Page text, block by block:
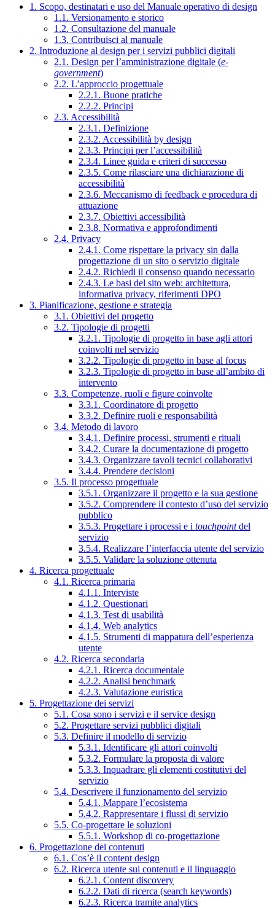
1. Scopo, destinatari e uso del Manuale operativo di design
1.1. Versionamento e storico
1.2. Consultazione del manuale
1.3. Contribuisci al manuale
2. Introduzione al design per i servizi pubblici digitali
2.1. Design per l’amministrazione digitale (e-
government)
2.2. L’approccio progettuale
2.2.1. Buone pratiche
2.2.2. Principi
2.3. Accessibilità
2.3.1. Definizione
2.3.2. Accessibilità by design
2.3.3. Principi per l’accessibilità
2.3.4. Linee guida e criteri di successo
2.3.5. Come rilasciare una dichiarazione di
accessibilità
2.3.6. Meccanismo di feedback e procedura di
attuazione
2.3.7. Obiettivi accessibilità
2.3.8. Normativa e approfondimenti
2.4. Privacy
2.4.1. Come rispettare la privacy sin dalla
progettazione di un sito o servizio digitale
2.4.2. Richiedi il consenso quando necessario
2.4.3. Le basi del sito web: architettura,
informativa privacy, riferimenti DPO
3. Pianificazione, gestione e strategia
3.1. Obiettivi del progetto
3.2. Tipologie di progetti
3.2.1. Tipologie di progetto in base agli attori
coinvolti nel servizio
3.2.2. Tipologie di progetto in base al focus
3.2.3. Tipologie di progetto in base all’ambito di
intervento
3.3. Competenze, ruoli e figure coinvolte
3.3.1. Coordinatore di progetto
3.3.2. Definire ruoli e responsabilità
3.4. Metodo di lavoro
3.4.1. Definire processi, strumenti e rituali
3.4.2. Curare la documentazione di progetto
3.4.3. Organizzare tavoli tecnici collaborativi
3.4.4. Prendere decisioni
3.5. Il processo progettuale
3.5.1. Organizzare il progetto e la sua gestione
3.5.2. Comprendere il contesto d’uso del servizio
pubblico
3.5.3. Progettare i processi e i touchpointdel
servizio
3.5.4. Realizzare l’interfaccia utente del servizio
3.5.5. Validare la soluzione ottenuta
4. Ricerca progettuale
4.1. Ricerca primaria
4.1.1. Interviste
4.1.2. Questionari
4.1.3. Test di usabilità
4.1.4. Web analytics
4.1.5. Strumenti di mappatura dell’esperienza
utente
4.2. Ricerca secondaria
4.2.1. Ricerca documentale
4.2.2. Analisi benchmark
4.2.3. Valutazione euristica
5. Progettazione dei servizi
5.1. Cosa sono i servizi e il service design
5.2. Progettare servizi pubblici digitali
5.3. Definire il modello di servizio
5.3.1. Identificare gli attori coinvolti
5.3.2. Formulare la proposta di valore
5.3.3. Inquadrare gli elementi costitutivi del
servizio
5.4. Descrivere il funzionamento del servizio
5.4.1. Mappare l’ecosistema
5.4.2. Rappresentare i flussi di servizio
5.5. Co-progettare le soluzioni
5.5.1. Workshop di co-progettazione
6. Progettazione dei contenuti
6.1. Cos’è il content design
6.2. Ricerca utente sui contenuti e il linguaggio
6.2.1. Content discovery
6.2.2. Dati di ricerca (search keywords)
6.2.3. Ricerca tramite analytics